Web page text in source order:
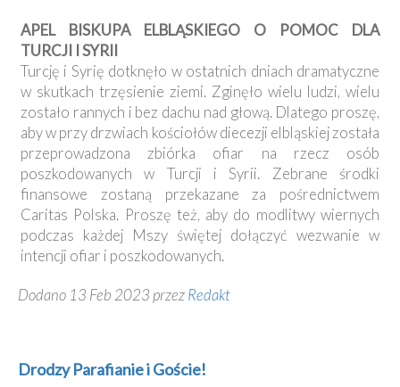
APEL BISKUPA ELBLĄSKIEGO O POMOC DLA
TURCJI I SYRII
Turcję i Syrię dotknęło w ostatnich dniach dramatyczne
w skutkach trzęsienie ziemi. Zginęło wielu ludzi, wielu
zostało rannych i bez dachu nad głową. Dlatego proszę,
aby w przy drzwiach kościołów diecezji elbląskiej została
przeprowadzona zbiórka ofiar na rzecz osób
poszkodowanych w Turcji i Syrii. Zebrane środki
finansowe zostaną przekazane za pośrednictwem
Caritas Polska. Proszę też, aby do modlitwy wiernych
podczas każdej Mszy świętej dołączyć wezwanie w
intencji ofiar i poszkodowanych.
Dodano 13 Feb 2023 przezRedakt
Drodzy Parafianie i Goście!